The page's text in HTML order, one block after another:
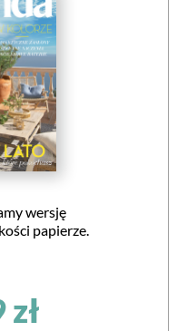
wersję
papierze.